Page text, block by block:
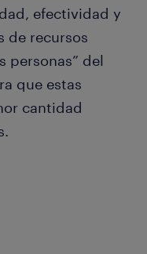
efectividad y
de recursos
personas” del
que estas
cantidad